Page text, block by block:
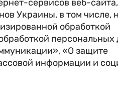
сервисов веб-
Украины, в том числе,
обработкой
«О защите
информации и